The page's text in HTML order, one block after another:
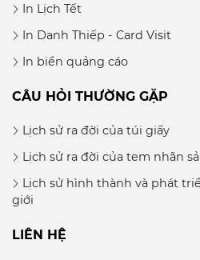
In Lịch Tết
In Danh Thiếp - Card Visit
In biển quảng cáo
CÂU HỎI THƯỜNG GẶP
Lịch sử ra đời của túi giấy
Lịch sử ra đời của tem nhãn
Lịch sử hình thành và phát
giới
LIÊN HỆ